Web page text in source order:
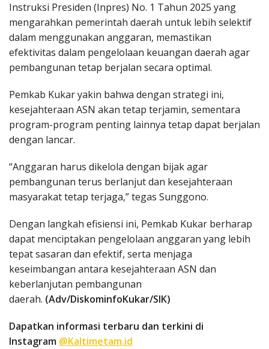
Instruksi Presiden (Inpres) No. 1 Tahun 2025 yang
mengarahkan pemerintah daerah untuk lebih selektif
dalam menggunakan anggaran, memastikan
efektivitas dalam pengelolaan keuangan daerah agar
pembangunan tetap berjalan secara optimal.
Pemkab Kukar yakin bahwa dengan strategi ini,
kesejahteraan ASN akan tetap terjamin, sementara
program-program penting lainnya tetap dapat berjalan
dengan lancar.
“Anggaran harus dikelola dengan bijak agar
pembangunan terus berlanjut dan kesejahteraan
masyarakat tetap terjaga,” tegas Sunggono.
Dengan langkah efisiensi ini, Pemkab Kukar berharap
dapat menciptakan pengelolaan anggaran yang lebih
tepat sasaran dan efektif, serta menjaga
keseimbangan antara kesejahteraan ASN dan
keberlanjutan pembangunan
daerah. (Adv/DiskominfoKukar/SIK)
Dapatkan informasi terbaru dan terkini di
Instagram @Kaltimetam.id